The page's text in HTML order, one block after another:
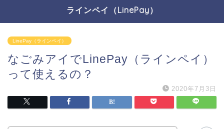
ラインペイ（LinePay）
LinePay（ラインペイ）
なごみアイでLinePay（ラインペイ）
って使えるの？
2020年7月3日